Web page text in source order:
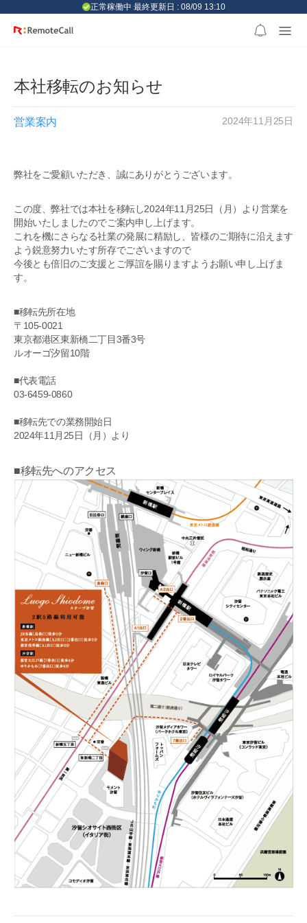
正常稼働中 最終更新日 : 08/09 13:10
本社移転のお知らせ
営業案内 2024年11月25日
弊社をご愛顧いただき、誠にありがとうございます。
この度、弊社では本社を移転し2024年11月25日（月）より営業を
開始いたしましたのでご案内申し上げます。
これを機にさらなる社業の発展に精励し、皆様のご期待に沿えます
よう鋭意努力いたす所存でございますので
今後とも倍旧のご支援とご厚誼を賜りますようお願い申し上げま
す。
■移転先所在地
〒105-0021
東京都港区東新橋二丁目3番3号
ルオーゴ汐留10階
■代表電話
03-6459-0860
■移転先での業務開始日
2024年11月25日（月）より
■移転先へのアクセス